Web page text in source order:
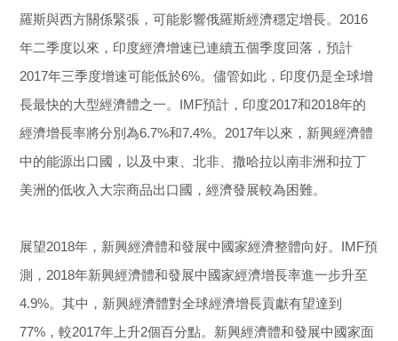
羅斯與西方關係緊張，可能影響俄羅斯經濟穩定增長。2016
年二季度以來，印度經濟增速已連續五個季度回落，預計
2017年三季度增速可能低於6%。儘管如此，印度仍是全球增
長最快的大型經濟體之一。IMF預計，印度2017和2018年的
經濟增長率將分別為6.7%和7.4%。2017年以來，新興經濟體
中的能源出口國，以及中東、北非、撒哈拉以南非洲和拉丁
美洲的低收入大宗商品出口國，經濟發展較為困難。
展望2018年，新興經濟體和發展中國家經濟整體向好。IMF預
測，2018年新興經濟體和發展中國家經濟增長率進一步升至
4.9%。其中，新興經濟體對全球經濟增長貢獻有望達到
77%，較2017年上升2個百分點。新興經濟體和發展中國家面